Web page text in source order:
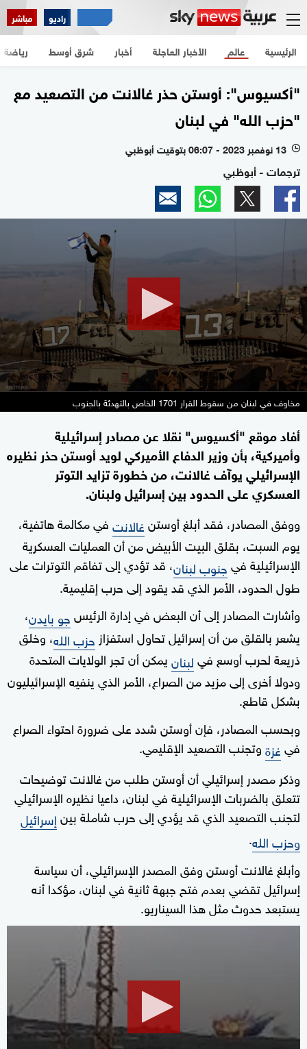
راديو مباشر
الرئيسية الأخبار العاجلة أخبار شرق أوسط عالم رياضة
"أكسيوس": أوستن حذر غالانت من التصعيد مع
"حزب الله" في لبنان
l 13 نوفمبر 2023 - 06:07 بتوقيت أبوظبي
ترجمات - أبوظبي
مخاوف في لبنان من سقوط القرار 1701 الخاص بالتهدئة بالجنوب
أفاد موقع "أكسيوس" نقلا عن مصادر إسرائيلية
وأميركية، بأن وزير الدفاع الأميركي لويد أوستن حذر نظيره
الإسرائيلي يوآف غالانت، من خطورة تزايد التوتر
العسكري على الحدود بين إسرائيل ولبنان.
ووفق المصادر، فقد أبلغ أوستنغالانتفي مكالمة هاتفية،
يوم السبت، بقلق البيت الأبيض من أن العمليات العسكرية
الإسرائيلية فيجنوب لبنان، قد تؤدي إلى تفاقم التوترات على
طول الحدود، الأمر الذي قد يقود إلى حرب إقليمية.
وأشارت المصادر إلى أن البعض في إدارة الرئيسجو بايدن،
يشعر بالقلق من أن إسرائيل تحاول استفزاز حزب الله، وخلق
ذريعة لحرب أوسع فيلبنانيمكن أن تجر الولايات المتحدة
ودولا أخرى إلى مزيد من الصراع، الأمر الذي ينفيه الإسرائيليون
بشكل قاطع.
وبحسب المصادر، فإن أوستن شدد على ضرورة احتواء الصراع
فيغزةوتجنب التصعيد الإقليمي.
وذكر مصدر إسرائيلي أن أوستن طلب من غالانت توضيحات
تتعلق بالضربات الإسرائيلية في لبنان، داعيا نظيره الإسرائيلي
لتجنب التصعيد الذي قد يؤدي إلى حرب شاملة بينإسرائيل
وحزب الله.
وأبلغ غالانت أوستن وفق المصدر الإسرائيلي، أن سياسة
إسرائيل تقضي بعدم فتح جبهة ثانية في لبنان، مؤكدا أنه
يستبعد حدوث مثل هذا السيناريو.
minute,
6
seconds